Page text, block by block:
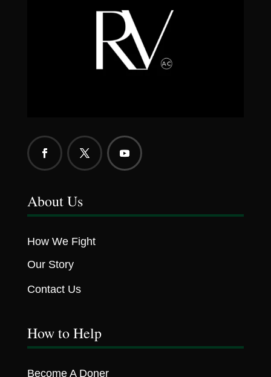
About Us
How We Fight
Our Story
Contact Us
How to Help
Become A Doner